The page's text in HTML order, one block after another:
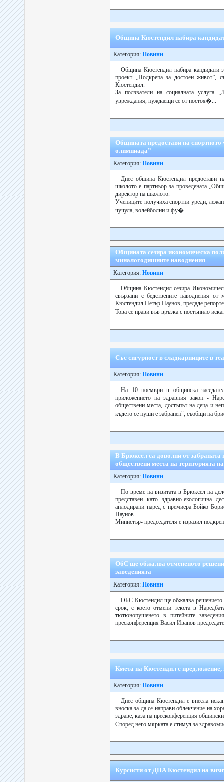
Община Кюстендил набира
Категория: Новини
Община Кюстендил набира кандидати
проект „Подкрепа за достоен живот”,
Кюстендил.
За ползватели на социалната услуга
увреждания, нуждаещи се от постоя�...
Общината предостави на
олимпиада”
Категория: Новини
Днес община Кюстендил предостави
школото е партнъор за проведената
директор на школото.
Учениците получиха спортни уреди,
чучула, волейболни и фу�...
Общината сезира икономическа
миналогодишните наводнения
Категория: Новини
Община Кюстендил сезира
свързани с бедствените наводнения
Кюстендил Петър Паунов, предаде
Това се прави във връзка с постъпило
Със сигурност в сладкарниците в
Категория: Новини
На 10 ноември в общинска
приложението на здравния закон -
обществени места, достъпът на деца и
където се пуши е забранен", съобщи на
В Брюксел са доволни от забраната
обществени места на територията
Категория: Новини
По време на визитата в Брюксел на
представен като здравно-екологична
аплодирани наред с премиера Бойко
Паунов.
Министър- председателя е изразил
ОбС ще обжалва отмененото
заведенията
Категория: Новини
ОБС Кюстендил ще обжалва решението
срок, с което отмени текста в
тютюнопушенето в питейните
пресконференция Васил Иванов
Кмета на Кюстендил с
Категория: Новини
Днес община Кюстендил е внесла
вноска за да се направи облекчение на
здраве, каза на пресконференция
Според него мярката е стимул за
Курсисти от ДПА Кюстендил на